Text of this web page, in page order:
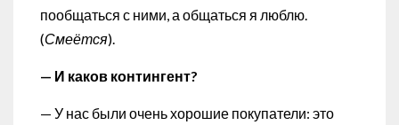
пообщаться с ними, а общаться я люблю.
(Смеётся).
— И каков контингент?
— У нас были очень хорошие покупатели: это